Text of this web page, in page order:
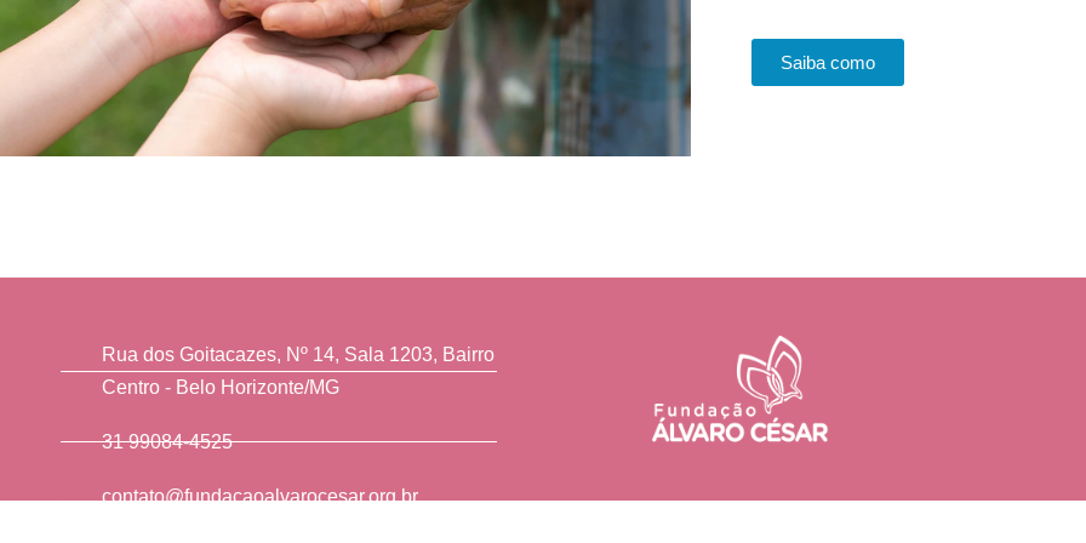
Saiba como
Rua dos Goitacazes, Nº 14, Sala 1203, Bairro
Centro - Belo Horizonte/MG⠀
31 99084-4525
contato@fundacaoalvarocesar.org.br